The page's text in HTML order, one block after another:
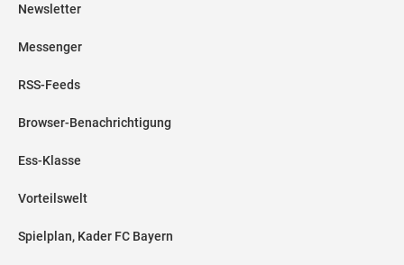
Newsletter
Messenger
RSS-Feeds
Browser-Benachrichtigung
Ess-Klasse
Vorteilswelt
Spielplan, Kader FC Bayern